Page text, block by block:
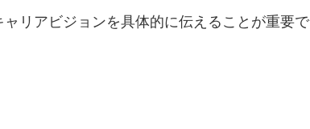
リアビジョンを具体的に伝えることが重要で